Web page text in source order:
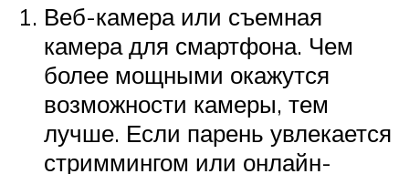
Веб-камера или съемная
камера для смартфона. Чем
более мощными окажутся
возможности камеры, тем
лучше. Если парень увлекается
стриммингом или онлайн-